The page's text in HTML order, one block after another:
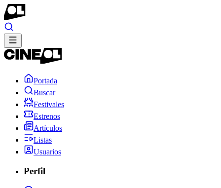
Portada
Buscar
Festivales
Estrenos
Artículos
Listas
Usuarios
Perfil